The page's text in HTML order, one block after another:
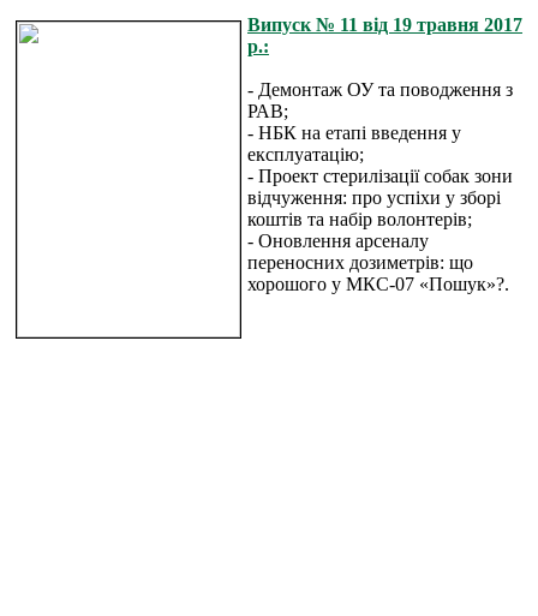
Випуск № 11 від 19 травня 2017
р.:
- Демонтаж ОУ та поводження з
РАВ;
- НБК на етапі введення у
експлуатацію;
- Проект стерилізації собак зони
відчуження: про успіхи у зборі
коштів та набір волонтерів;
- Оновлення арсеналу
переносних дозиметрів: що
хорошого у МКС-07 «Пошук»?.